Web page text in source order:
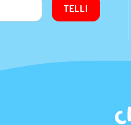
TELLI